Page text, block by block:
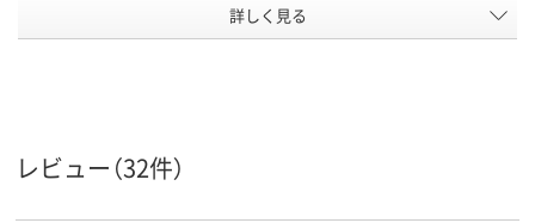
ループ
ブラウン系 ベージュ系
スコア
25
詳しく見る
レビュー（32件）